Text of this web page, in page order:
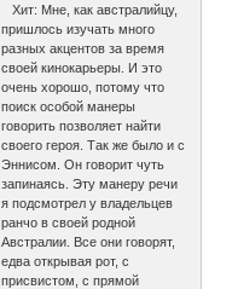
Хит: Мне, как австралийцу,
пришлось изучать много
разных акцентов за время
своей кинокарьеры. И это
очень хорошо, потому что
поиск особой манеры
говорить позволяет найти
своего героя. Так же было и с
Эннисом. Он говорит чуть
запинаясь. Эту манеру речи
я подсмотрел у владельцев
ранчо в своей родной
Австралии. Все они говорят,
едва открывая рот, с
присвистом, с прямой